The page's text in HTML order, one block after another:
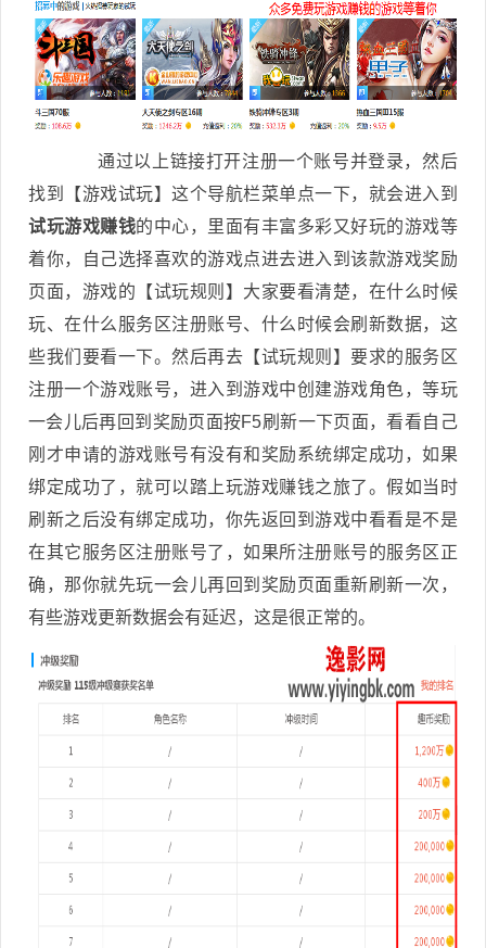
通过以上链接打开注册一个账号并登录，然后
找到【游戏试玩】这个导航栏菜单点一下，就会进入到
试玩游戏赚钱的中心，里面有丰富多彩又好玩的游戏等
着你，自己选择喜欢的游戏点进去进入到该款游戏奖励
页面，游戏的【试玩规则】大家要看清楚，在什么时候
玩、在什么服务区注册账号、什么时候会刷新数据，这
些我们要看一下。然后再去【试玩规则】要求的服务区
注册一个游戏账号，进入到游戏中创建游戏角色，等玩
一会儿后再回到奖励页面按F5刷新一下页面，看看自己
刚才申请的游戏账号有没有和奖励系统绑定成功，如果
绑定成功了，就可以踏上玩游戏赚钱之旅了。假如当时
刷新之后没有绑定成功，你先返回到游戏中看看是不是
在其它服务区注册账号了，如果所注册账号的服务区正
确，那你就先玩一会儿再回到奖励页面重新刷新一次，
有些游戏更新数据会有延迟，这是很正常的。